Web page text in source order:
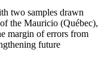
two samples drawn
the Mauricio (Québec),
margin of errors from
future